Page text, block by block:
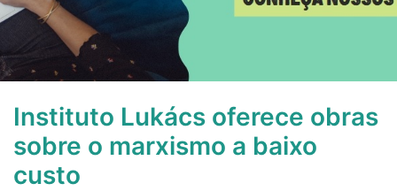
Instituto Lukács oferece obras
sobre o marxismo a baixo
custo